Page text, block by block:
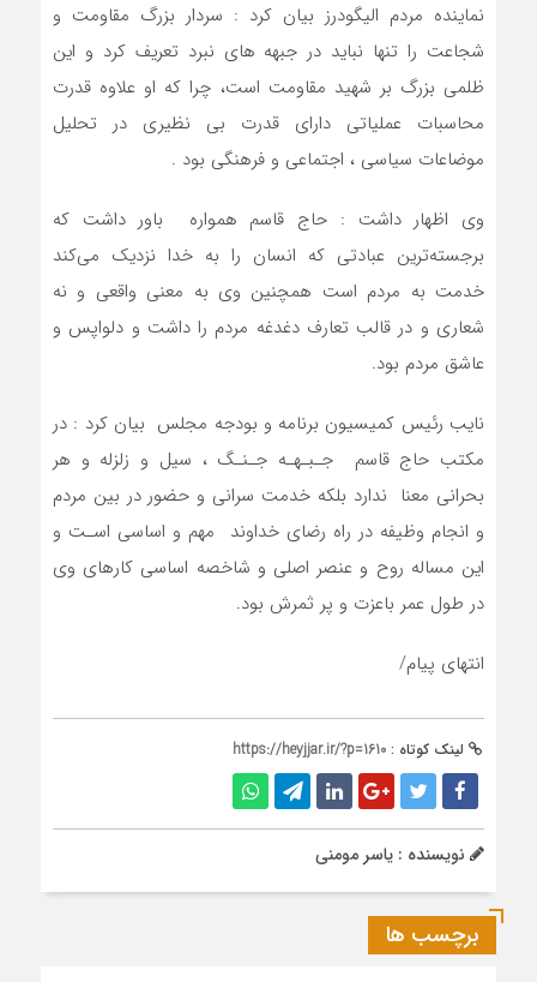
نماینده مردم الیگودرز بیان کرد : سردار بزرگ مقاومت و
شجاعت را تنها نباید در جبهه های نبرد تعریف کرد و این
ظلمی بزرگ بر شهید مقاومت است، چرا که او علاوه قدرت
محاسبات عملیاتی دارای قدرت بی نظیری در تحلیل
موضاعات سیاسی ، اجتماعی و فرهنگی بود .
وی اظهار داشت : حاج قاسم همواره باور داشت که
برجسته‌ترین عبادتی که انسان را به خدا نزدیک می‌کند
خدمت به مردم است همچنین وی به معنی واقعی و نه
شعاری و در قالب تعارف دغدغه مردم را داشت و دلواپس و
عاشق مردم بود.
نایب رئیس کمیسیون برنامه و بودجه مجلس بیان کرد : در
مکتب حاج قاسم جـبـهـه جـنـگ ، سیل و زلزله و هر
بحرانی معنا ندارد بلکه خدمت سرانی و حضور در بین مردم
و انجام وظیفه در راه رضای خداوند مهم و اساسی اسـت و
این مساله روح و عنصر اصلی و شاخصه اساسی کارهای وی
در طول عمر باعزت و پر ثمرش بود.
انتهای پیام/
لینک کوتاه : https://heyjjar.ir/?p=1610
نویسنده : یاسر مومنی
برچسب ها